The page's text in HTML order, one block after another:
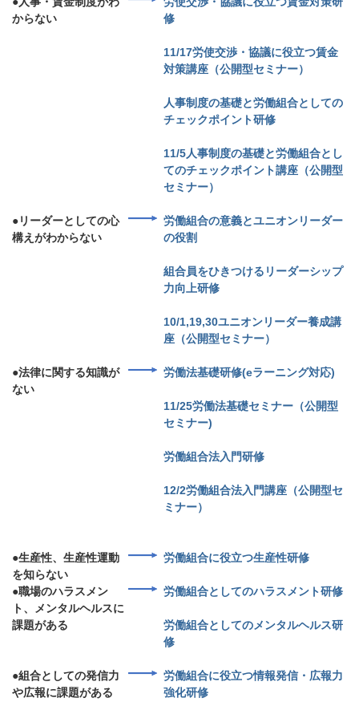
からない
修
11/17労使交渉・協議に役立つ賃金
対策講座（公開型セミナー）
人事制度の基礎と労働組合としての
チェックポイント研修
11/5人事制度の基礎と労働組合とし
てのチェックポイント講座（公開型
セミナー）
●リーダーとしての心
構えがわからない
労働組合の意義とユニオンリーダー
の役割
組合員をひきつけるリーダーシップ
力向上研修
10/1,19,30ユニオンリーダー養成講
座（公開型セミナー）
●法律に関する知識が
ない
労働法基礎研修(eラーニング対応)
11/25労働法基礎セミナー（公開型
セミナー)
労働組合法入門研修
12/2労働組合法入門講座（公開型セ
ミナー）
●生産性、生産性運動
を知らない
労働組合に役立つ生産性研修
●職場のハラスメン
ト、メンタルヘルスに
課題がある
労働組合としてのハラスメント研修
労働組合としてのメンタルヘルス研
修
●組合としての発信力
や広報に課題がある
労働組合に役立つ情報発信・広報力
強化研修